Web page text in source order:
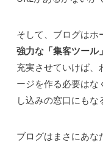
そして、ブログはホ
強力な「集客ツール」
充実させていけば、
ージを作る必要はな
し込みの窓口にもな
ブログはまさにあな